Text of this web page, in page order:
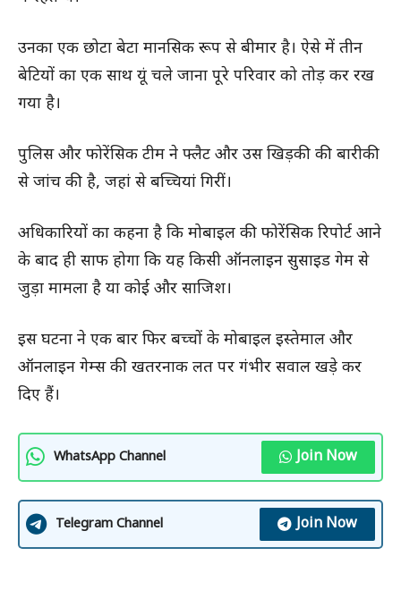
उनका एक छोटा बेटा मानसिक रूप से बीमार है। ऐसे में तीन
बेटियों का एक साथ यूं चले जाना पूरे परिवार को तोड़ कर रख
गया है।
पुलिस और फोरेंसिक टीम ने फ्लैट और उस खिड़की की बारीकी
से जांच की है, जहां से बच्चियां गिरीं।
अधिकारियों का कहना है कि मोबाइल की फोरेंसिक रिपोर्ट आने
के बाद ही साफ होगा कि यह किसी ऑनलाइन सुसाइड गेम से
जुड़ा मामला है या कोई और साजिश।
इस घटना ने एक बार फिर बच्चों के मोबाइल इस्तेमाल और
ऑनलाइन गेम्स की खतरनाक लत पर गंभीर सवाल खड़े कर
दिए हैं।
WhatsApp Channel Join Now
Telegram Channel Join Now